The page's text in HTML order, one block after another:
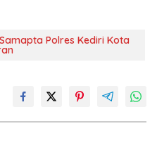
Polres Kediri Kota